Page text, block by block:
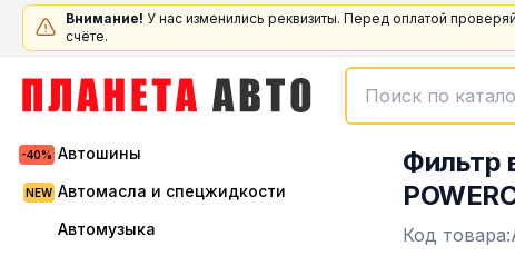
Внимание! У нас изменились реквизиты. Перед оплатой
счёте.
Автошины
Автомасла и спецжидкости
Автомузыка
Фильтр
Код товара: